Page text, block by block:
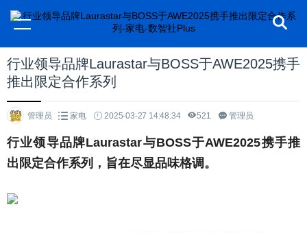
行业领导品牌Laurastar与BOSS于AWE2025携手
推出限定合作系列
管理员 家电 2025-03-27 14:48:34 521 管理员
行业领导品牌Laurastar与BOSS于AWE2025携手推
出限定合作系列，旨在尽显品味格调。